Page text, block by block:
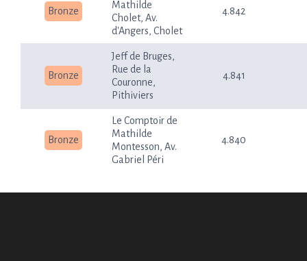
Bronze
Mathilde
Cholet, Av.
d'Angers, Cholet
4.842
Bronze
Jeff de Bruges,
Rue de la
Couronne,
Pithiviers
4.841
Bronze
Le Comptoir de
Mathilde
Montesson, Av.
Gabriel Péri
4.840